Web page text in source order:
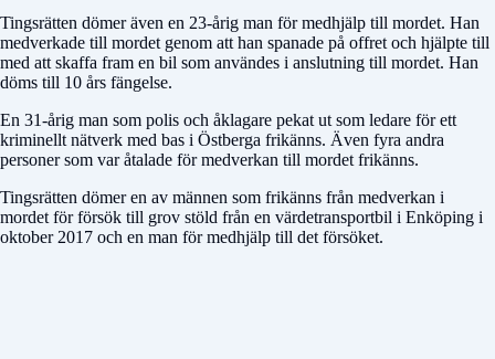
Tingsrätten dömer även en 23-årig man för medhjälp till mordet. Han
medverkade till mordet genom att han spanade på offret och hjälpte till
med att skaffa fram en bil som användes i anslutning till mordet. Han
döms till 10 års fängelse.
En 31-årig man som polis och åklagare pekat ut som ledare för ett
kriminellt nätverk med bas i Östberga frikänns. Även fyra andra
personer som var åtalade för medverkan till mordet frikänns.
Tingsrätten dömer en av männen som frikänns från medverkan i
mordet för försök till grov stöld från en värdetransportbil i Enköping i
oktober 2017 och en man för medhjälp till det försöket.